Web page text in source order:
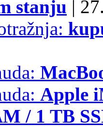
stanju |
Apple
/ 1 TB